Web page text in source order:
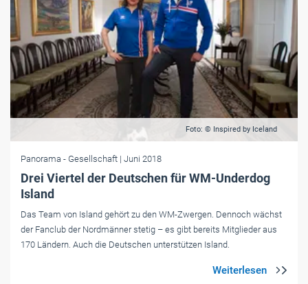
Foto: © Inspired by Iceland
Panorama - Gesellschaft | Juni 2018
Drei Viertel der Deutschen für WM-Underdog
Island
Das Team von Island gehört zu den WM-Zwergen. Dennoch wächst
der Fanclub der Nordmänner stetig – es gibt bereits Mitglieder aus
170 Ländern. Auch die Deutschen unterstützen Island.